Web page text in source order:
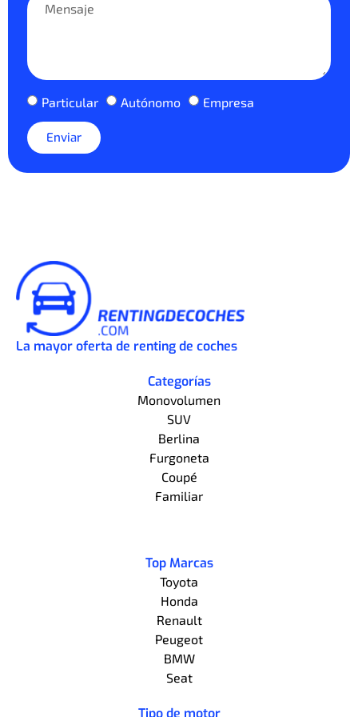
Particular Autónomo Empresa
Enviar
La mayor oferta de renting de coches
Categorías
Monovolumen
SUV
Berlina
Furgoneta
Coupé
Familiar
Top Marcas
Toyota
Honda
Renault
Peugeot
BMW
Seat
Tipo de motor